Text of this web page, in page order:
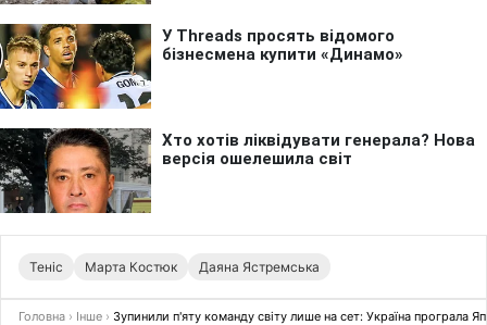
Теніс Марта Костюк Даяна Ястремська
Головна › Інше › Зупинили п'яту команду світу лише на сет: Україна програла